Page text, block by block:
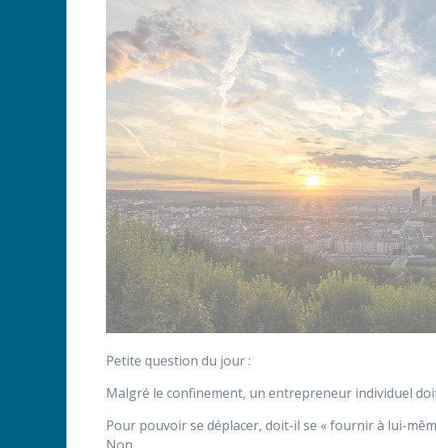
Petite question du jour :
Malgré le confinement, un entrepreneur individuel
Pour pouvoir se déplacer, doit-il se « fournir à lui-